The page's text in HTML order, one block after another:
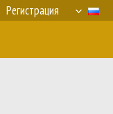
Регистрация